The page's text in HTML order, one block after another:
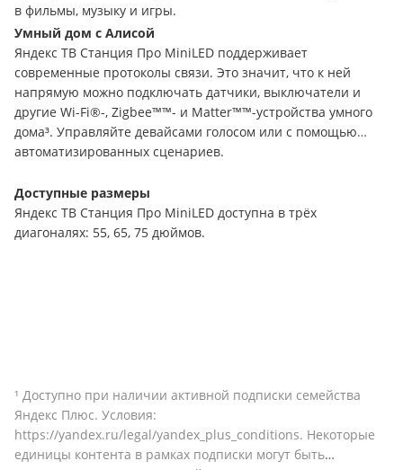
в фильмы, музыку и игры.
Умный дом с Алисой
Яндекс ТВ Станция Про MiniLED поддерживает
современные протоколы связи. Это значит, что к ней
напрямую можно подключать датчики, выключатели и
другие Wi-Fi®-, Zigbee™™- и Matter™™-устройства умного
дома³. Управляйте девайсами голосом или с помощью
автоматизированных сценариев.
Доступные размеры
Яндекс ТВ Станция Про MiniLED доступна в трёх
диагоналях: 55, 65, 75 дюймов.
¹ Доступно при наличии активной подписки семейства
Яндекс Плюс. Условия:
https://yandex.ru/legal/yandex plus conditions. Некоторые
единицы контента в рамках подписки могут быть